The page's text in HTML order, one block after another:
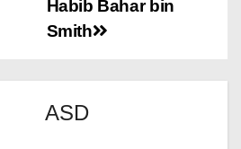
Habib Bahar bin
Smith
ASD